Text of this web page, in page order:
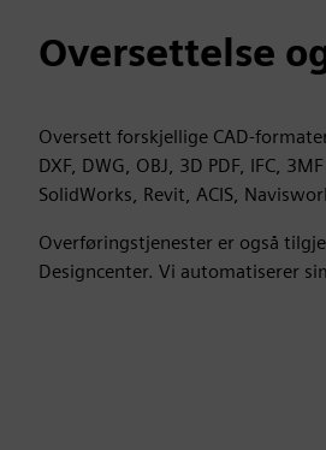
Oversettelse
Oversett forskjellige CAD-
DXF, DWG, OBJ, 3D PDF, IFC,
SolidWorks, Revit, ACIS,
Overføringstjenester er også
Designcenter. Vi automatiserer